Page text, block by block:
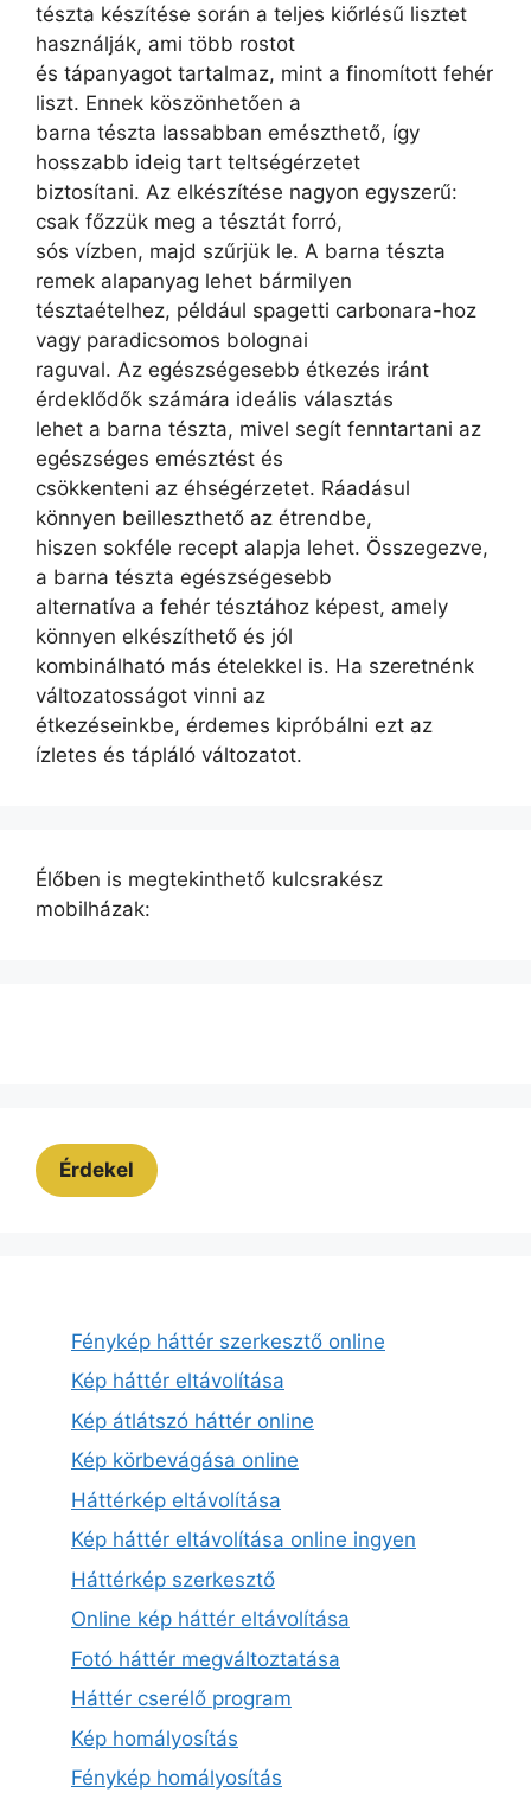
tészta készítése során a teljes kiőrlésű lisztet
használják, ami több rostot
és tápanyagot tartalmaz, mint a finomított fehér
liszt. Ennek köszönhetően a
barna tészta lassabban emészthető, így
hosszabb ideig tart teltségérzetet
biztosítani. Az elkészítése nagyon egyszerű:
csak főzzük meg a tésztát forró,
sós vízben, majd szűrjük le. A barna tészta
remek alapanyag lehet bármilyen
tésztaételhez, például spagetti carbonara-hoz
vagy paradicsomos bolognai
raguval. Az egészségesebb étkezés iránt
érdeklődők számára ideális választás
lehet a barna tészta, mivel segít fenntartani az
egészséges emésztést és
csökkenteni az éhségérzetet. Ráadásul
könnyen beilleszthető az étrendbe,
hiszen sokféle recept alapja lehet. Összegezve,
a barna tészta egészségesebb
alternatíva a fehér tésztához képest, amely
könnyen elkészíthető és jól
kombinálható más ételekkel is. Ha szeretnénk
változatosságot vinni az
étkezéseinkbe, érdemes kipróbálni ezt az
ízletes és tápláló változatot.
Élőben is megtekinthető kulcsrakész
mobilházak:
Érdekel
Fénykép háttér szerkesztő online
Kép háttér eltávolítása
Kép átlátszó háttér online
Kép körbevágása online
Háttérkép eltávolítása
Kép háttér eltávolítása online ingyen
Háttérkép szerkesztő
Online kép háttér eltávolítása
Fotó háttér megváltoztatása
Háttér cserélő program
Kép homályosítás
Fénykép homályosítás